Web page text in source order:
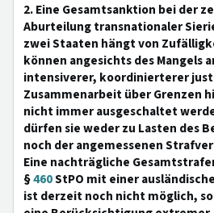
2. Eine Gesamtsanktion bei der
Aburteilung transnationaler
zwei Staaten hängt von
können angesichts des Mangels
intensiverer, koordinierterer
Zusammenarbeit über Grenzen
nicht immer ausgeschaltet
dürfen sie weder zu Lasten des
noch der angemessenen
Eine nachträgliche
§460StPO mit einer
ist derzeit noch nicht möglich,